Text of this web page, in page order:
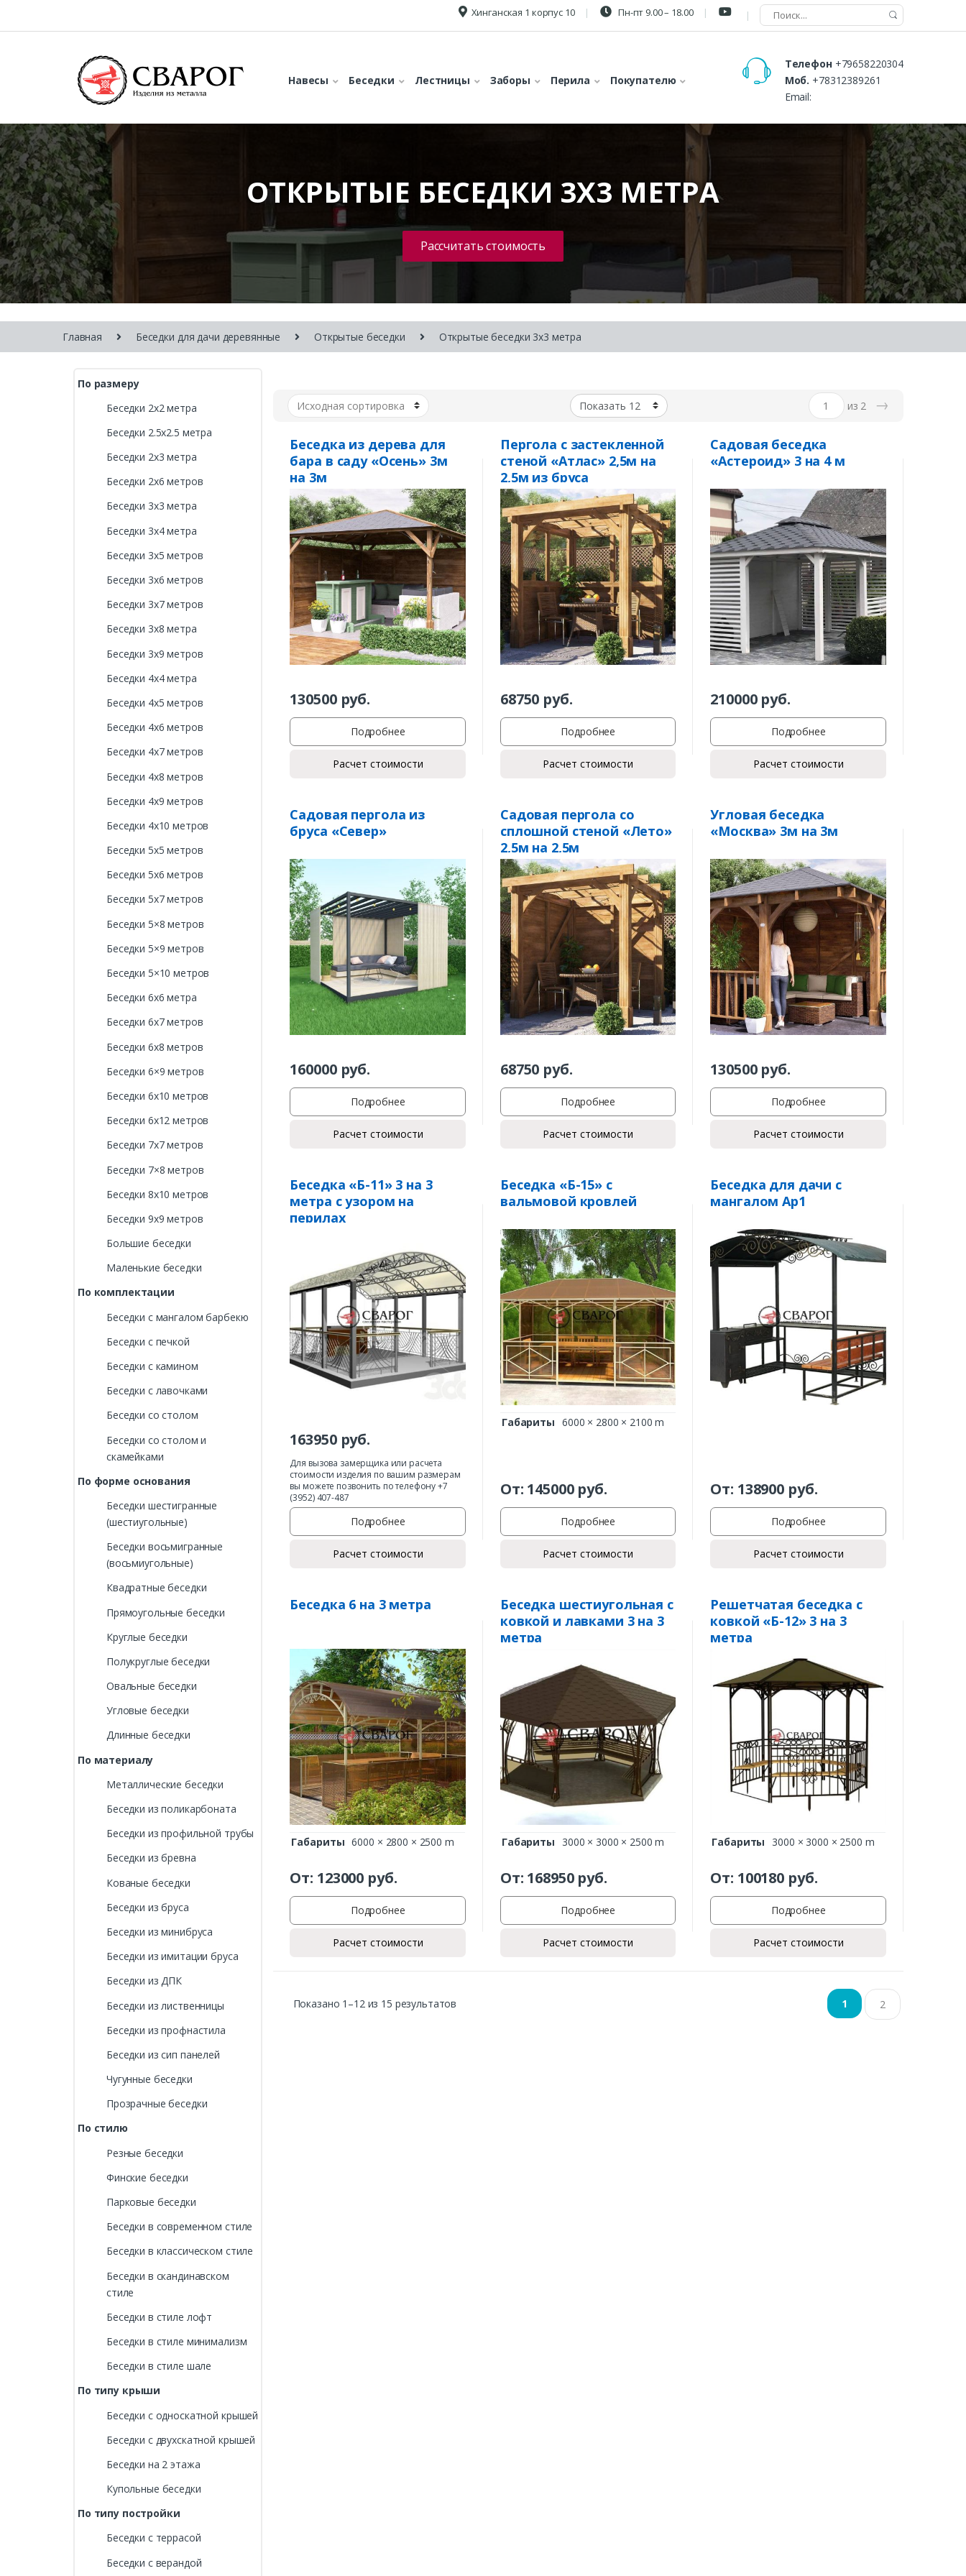
Заказать
Ваше имя*
Ваш телефон*
Хинганская 1 корпус 10 Пн-пт 9.00 – 18.00
Навесы Беседки Лестницы Заборы Перила Покупателю
Телефон +79658220304
Моб. +78312389261
Email:
ОТКРЫТЫЕ БЕСЕДКИ 3Х3 МЕТРА
Рассчитать стоимость
Главная Беседки для дачи деревянные Открытые беседки Открытые беседки 3х3 метра
из 2 →
Беседка из дерева для
бара в саду «Осень» 3м
на 3м
130500руб.
Подробнее
Расчет стоимости
Пергола с застекленной
стеной «Атлас» 2,5м на
2,5м из бруса
68750 руб.
Подробнее
Расчет стоимости
Садовая беседка
«Астероид» 3 на 4 м
210000руб.
Подробнее
Расчет стоимости
Садовая пергола из
бруса «Север»
160000руб.
Подробнее
Расчет стоимости
Садовая пергола со
сплошной стеной «Лето»
2,5м на 2,5м
68750 руб.
Подробнее
Расчет стоимости
Угловая беседка
«Москва» 3м на 3м
130500руб.
Подробнее
Расчет стоимости
Беседка «Б-11» 3 на 3
метра с узором на
перилах
163950руб.
Для вызова замерщика или расчета
стоимости изделия по вашим размерам
вы можете позвонить по телефону +7
(3952) 407-487
Подробнее
Расчет стоимости
Беседка «Б-15» с
вальмовой кровлей
Габариты 6000 × 2800 × 2100 m
От: 145000руб.
Подробнее
Расчет стоимости
Беседка для дачи с
мангалом Ар1
От: 138900 руб.
Подробнее
Расчет стоимости
Беседка 6 на 3 метра
Габариты 6000 × 2800 × 2500 m
От: 123000 руб.
Подробнее
Расчет стоимости
Беседка шестиугольная с
ковкой и лавками 3 на 3
метра
Габариты 3000 × 3000 × 2500 m
От: 168950руб.
Подробнее
Расчет стоимости
Решетчатая беседка с
ковкой «Б-12» 3 на 3
метра
Габариты 3000 × 3000 × 2500 m
От: 100180 руб.
Подробнее
Расчет стоимости
Показано 1–12 из 15 результатов 1 2
По размеру
Беседки 2х2 метра
Беседки 2.5х2.5 метра
Беседки 2х3 метра
Беседки 2х6 метров
Беседки 3х3 метра
Беседки 3х4 метра
Беседки 3х5 метров
Беседки 3х6 метров
Беседки 3х7 метров
Беседки 3х8 метра
Беседки 3х9 метров
Беседки 4х4 метра
Беседки 4х5 метров
Беседки 4х6 метров
Беседки 4х7 метров
Беседки 4х8 метров
Беседки 4х9 метров
Беседки 4х10 метров
Беседки 5х5 метров
Беседки 5х6 метров
Беседки 5х7 метров
Беседки 5×8 метров
Беседки 5×9 метров
Беседки 5×10 метров
Беседки 6х6 метра
Беседки 6х7 метров
Беседки 6х8 метров
Беседки 6×9 метров
Беседки 6х10 метров
Беседки 6х12 метров
Беседки 7х7 метров
Беседки 7×8 метров
Беседки 8х10 метров
Беседки 9х9 метров
Большие беседки
Маленькие беседки
По комплектации
Беседки с мангалом барбекю
Беседки с печкой
Беседки с камином
Беседки с лавочками
Беседки со столом
Беседки со столом и
скамейками
По форме основания
Беседки шестигранные
(шестиугольные)
Беседки восьмигранные
(восьмиугольные)
Квадратные беседки
Прямоугольные беседки
Круглые беседки
Полукруглые беседки
Овальные беседки
Угловые беседки
Длинные беседки
По материалу
Металлические беседки
Беседки из поликарбоната
Беседки из профильной трубы
Беседки из бревна
Кованые беседки
Беседки из бруса
Беседки из минибруса
Беседки из имитации бруса
Беседки из ДПК
Беседки из лиственницы
Беседки из профнастила
Беседки из сип панелей
Чугунные беседки
Прозрачные беседки
По стилю
Резные беседки
Финские беседки
Парковые беседки
Беседки в современном стиле
Беседки в классическом стиле
Беседки в скандинавском
стиле
Беседки в стиле лофт
Беседки в стиле минимализм
Беседки в стиле шале
По типу крыши
Беседки с односкатной крышей
Беседки с двухскатной крышей
Беседки на 2 этажа
Купольные беседки
По типу постройки
Беседки с террасой
Беседки с верандой